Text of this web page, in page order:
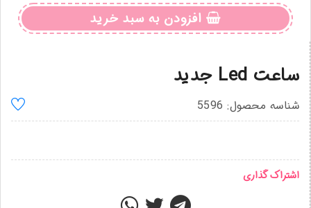
افزودن به سبد خرید
ساعت Led جدید
شناسه محصول: 5596
اشتراک گذاری